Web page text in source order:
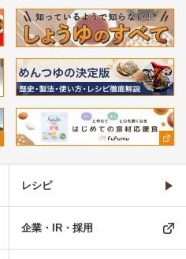
レシピ
企業・IR・採用